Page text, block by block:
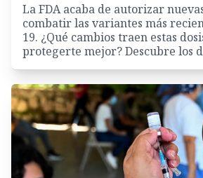
La FDA acaba de autorizar
combatir las variantes más
19. ¿Qué cambios traen estas
protegerte mejor? Descubre los